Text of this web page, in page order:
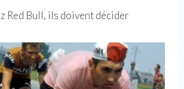
Red Bull, ils doivent décider